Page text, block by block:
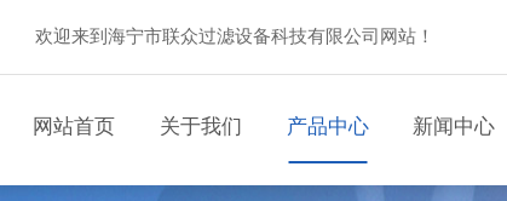
欢迎来到海宁市联众过滤设备科技有限公司网站！
网站首页 关于我们 产品中心 新闻中心